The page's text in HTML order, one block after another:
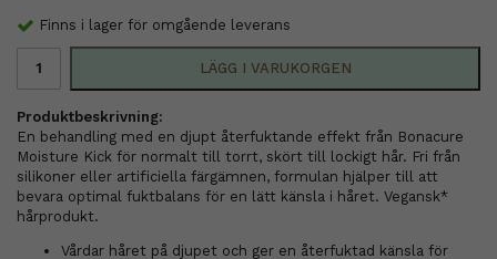
Finns i lager för omgående leverans
LÄGG I VARUKORGEN
Produktbeskrivning:
En behandling med en djupt återfuktande effekt från Bonacure
Moisture Kick för normalt till torrt, skört till lockigt hår. Fri från
silikoner eller artificiella färgämnen, formulan hjälper till att
bevara optimal fuktbalans för en lätt känsla i håret. Vegansk*
hårprodukt.
Vårdar håret på djupet och ger en återfuktad känsla för